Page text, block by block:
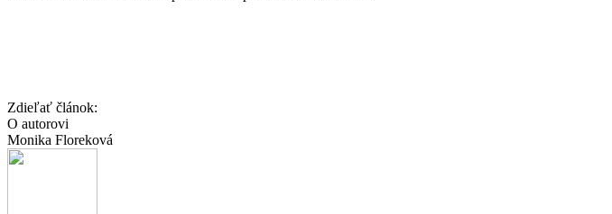
Zdieľať článok:
O autorovi
Monika Floreková